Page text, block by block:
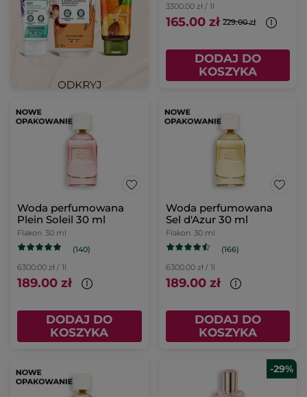
3300.00 zł / 1l
165.00 zł 229.00 zł
DODAJ DO
KOSZYKA
Woda perfumowana
Plein Soleil 30 ml
Flakon 30 ml
(140)
6300.00 zł / 1l
189.00 zł
DODAJ DO
KOSZYKA
Woda perfumowana
Sel d'Azur 30 ml
Flakon 30 ml
(166)
6300.00 zł / 1l
189.00 zł
DODAJ DO
KOSZYKA
-29%